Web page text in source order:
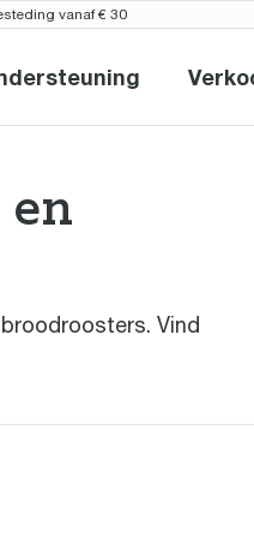
vanaf € 30
Ondersteuning
Vind